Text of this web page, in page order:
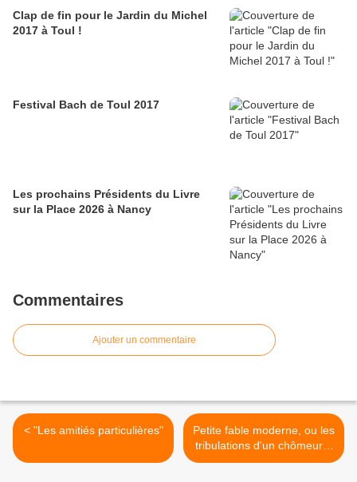
Clap de fin pour le Jardin du Michel
2017 à Toul !
Festival Bach de Toul 2017
Les prochains Présidents du Livre
sur la Place 2026 à Nancy
Commentaires
Ajouter un commentaire
< "Les amitiés particulières"
Petite fable moderne, ou les
tribulations d'un chômeur à
Pôle-Emploi ! >